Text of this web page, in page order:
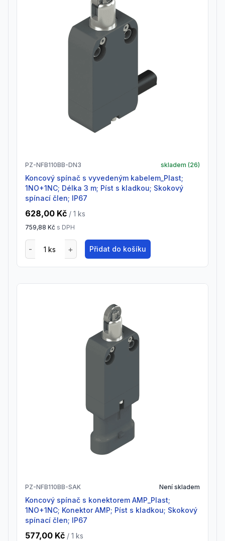
PZ-NFB110BB-DN3 skladem (26)
Koncový spínač s vyvedeným kabelem_Plast;
1NO+1NC; Délka 3 m; Píst s kladkou; Skokový
spínací člen; IP67
628,00 Kč / 1 ks
759,88 Kč s DPH
Přidat do košíku
PZ-NFB110BB-SAK Není skladem
Koncový spínač s konektorem AMP_Plast;
1NO+1NC; Konektor AMP; Píst s kladkou; Skokový
spínací člen; IP67
577,00 Kč / 1 ks